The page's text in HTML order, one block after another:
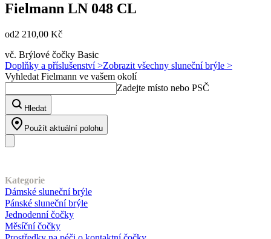
Fielmann LN 048 CL
od2 210,00 Kč
vč. Brýlové čočky Basic
Doplňky a příslušenství >Zobrazit všechny sluneční brýle >
Vyhledat Fielmann ve vašem okolí
Zadejte místo nebo PSČ
Hledat
Použít aktuální polohu
Kategorie
Dámské sluneční brýle
Pánské sluneční brýle
Jednodenní čočky
Měsíční čočky